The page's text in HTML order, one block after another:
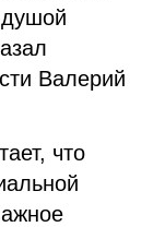
Валерий
что